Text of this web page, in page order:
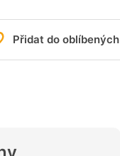
Přidat do oblíbených